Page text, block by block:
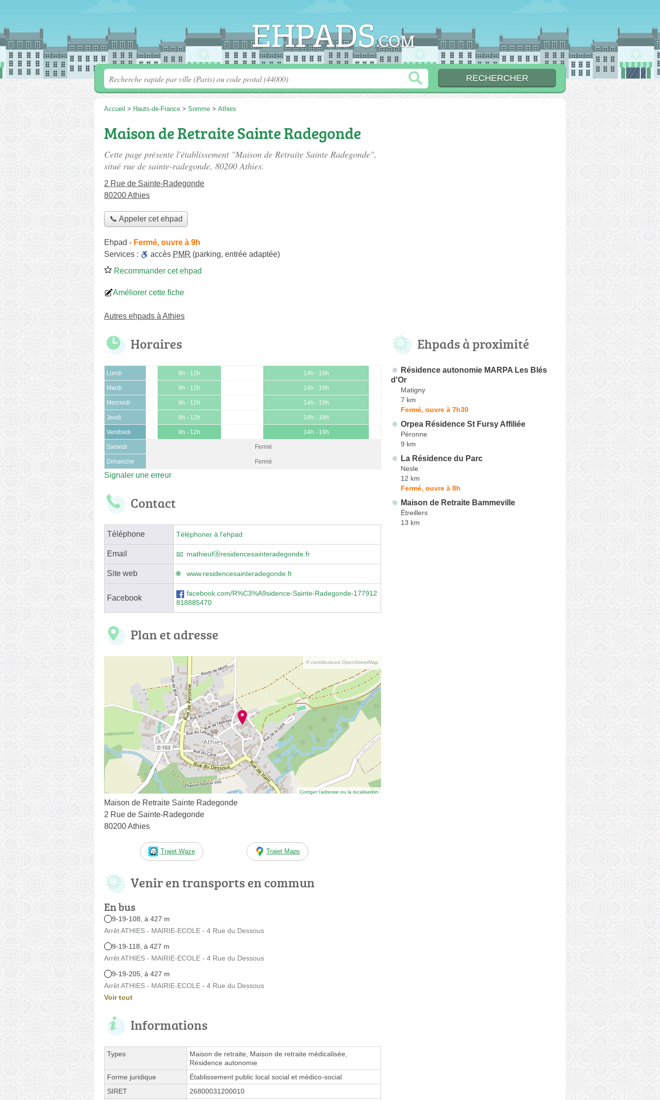
Accueil > Hauts-de-France > Somme > Athies
Maison de Retraite Sainte Radegonde
Cette page présente l'établissement "Maison de Retraite Sainte Radegonde",
situé rue de sainte-radegonde, 80200 Athies.
2 Rue de Sainte-Radegonde
80200 Athies
📞 Appeler cet ehpad
Ehpad - Fermé, ouvre à 9h
Services :
accès PMR (parking, entrée adaptée)
Recommander cet ehpad
Améliorer cette fiche
Autres ehpads à Athies
Horaires
Lundi 9h - 12h 14h - 19h
Mardi 9h - 12h 14h - 19h
Mercredi 9h - 12h 14h - 19h
Jeudi 9h - 12h 14h - 19h
Vendredi 9h - 12h 14h - 19h
Samedi Fermé
Dimanche Fermé
Signaler une erreur
Contact
Téléphone Téléphoner à l'ehpad
Email mathieufⓐresidencesainteradegonde.fr
Site web www.residencesainteradegonde.fr
Facebook
facebook.com/R%C3%A9sidence-Sainte-Radegonde-177912
818885470
Plan et adresse
© contributeurs OpenStreetMap
Corriger l’adresse ou la localisation
Maison de Retraite Sainte Radegonde
2 Rue de Sainte-Radegonde
80200 Athies
Trajet Waze Trajet Maps
Venir en transports en commun
En bus
9-19-108, à 427 m
Arrêt ATHIES - MAIRIE-ECOLE - 4 Rue du Dessous
9-19-118, à 427 m
Arrêt ATHIES - MAIRIE-ECOLE - 4 Rue du Dessous
9-19-205, à 427 m
Arrêt ATHIES - MAIRIE-ECOLE - 4 Rue du Dessous
Voir tout
Informations
Types
Maison de retraite, Maison de retraite médicalisée,
Résidence autonomie
Forme juridique
Établissement public local social et médico-social
SIRET
26800031200010
Ehpads à proximité
Résidence autonomie MARPA Les Blés
d'Or
Matigny
7 km
Fermé, ouvre à 7h30
Orpea Résidence St Fursy Affiliée
Péronne
9 km
La Résidence du Parc
Nesle
12 km
Fermé, ouvre à 8h
Maison de Retraite Bammeville
Étreillers
13 km